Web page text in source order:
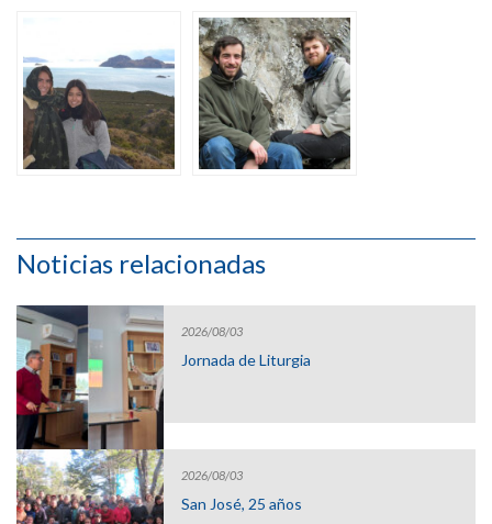
Noticias relacionadas
2026/08/03
Jornada de Liturgia
2026/08/03
San José, 25 años